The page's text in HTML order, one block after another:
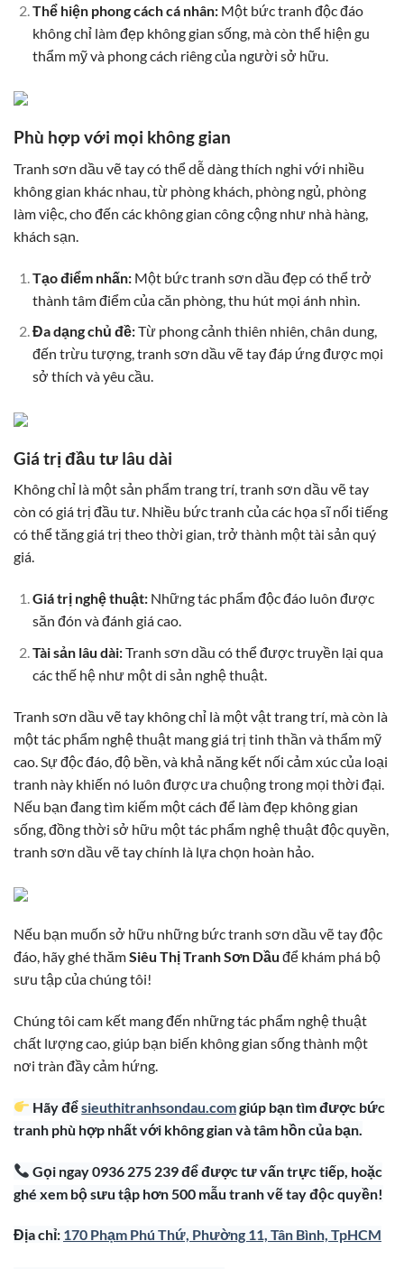
Thể hiện phong cách cá nhân:Một bức tranh độc đáo
không chỉ làm đẹp không gian sống, mà còn thể hiện gu
thẩm mỹ và phong cách riêng của người sở hữu.
Phù hợp với mọi không gian
Tranh sơn dầu vẽ tay có thể dễ dàng thích nghi với nhiều
không gian khác nhau, từ phòng khách, phòng ngủ, phòng
làm việc, cho đến các không gian công cộng như nhà hàng,
khách sạn.
Tạo điểm nhấn:Một bức tranh sơn dầu đẹp có thể trở
thành tâm điểm của căn phòng, thu hút mọi ánh nhìn.
Đa dạng chủ đề:Từ phong cảnh thiên nhiên, chân dung,
đến trừu tượng, tranh sơn dầu vẽ tay đáp ứng được mọi
sở thích và yêu cầu.
Giá trị đầu tư lâu dài
Không chỉ là một sản phẩm trang trí, tranh sơn dầu vẽ tay
còn có giá trị đầu tư. Nhiều bức tranh của các họa sĩ nổi tiếng
có thể tăng giá trị theo thời gian, trở thành một tài sản quý
giá.
Giá trị nghệ thuật:Những tác phẩm độc đáo luôn được
săn đón và đánh giá cao.
Tài sản lâu dài:Tranh sơn dầu có thể được truyền lại qua
các thế hệ như một di sản nghệ thuật.
Tranh sơn dầu vẽ tay không chỉ là một vật trang trí, mà còn là
một tác phẩm nghệ thuật mang giá trị tinh thần và thẩm mỹ
cao. Sự độc đáo, độ bền, và khả năng kết nối cảm xúc của loại
tranh này khiến nó luôn được ưa chuộng trong mọi thời đại.
Nếu bạn đang tìm kiếm một cách để làm đẹp không gian
sống, đồng thời sở hữu một tác phẩm nghệ thuật độc quyền,
tranh sơn dầu vẽ tay chính là lựa chọn hoàn hảo.
Nếu bạn muốn sở hữu những bức tranh sơn dầu vẽ tay độc
đáo, hãy ghé thămSiêu Thị Tranh Sơn Dầu để khám phá bộ
sưu tập của chúng tôi!
Chúng tôi cam kết mang đến những tác phẩm nghệ thuật
chất lượng cao, giúp bạn biến không gian sống thành một
nơi tràn đầy cảm hứng.
Hãy đểsieuthitranhsondau.comgiúp bạn tìm được bức
tranh phù hợp nhất với không gian và tâm hồn của bạn.
Gọi ngay 0936 275 239 để được tư vấn trực tiếp, hoặc
ghé xem bộ sưu tập hơn 500 mẫu tranh vẽ tay độc quyền!
Địa chỉ: 170 Phạm Phú Thứ, Phường 11, Tân Bình, TpHCM